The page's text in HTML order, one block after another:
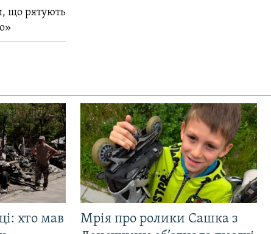
що рятують
хто мав
Мрія про ролики Сашка з